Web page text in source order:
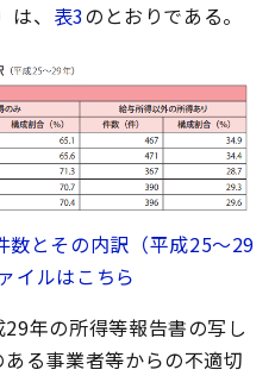
、 表3のとおりである。
とその内訳（平成25～29
イルはこちら
年の所得等報告書の写し
る事業者等からの不適切